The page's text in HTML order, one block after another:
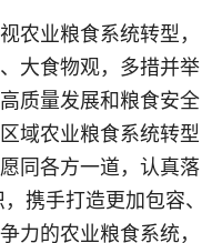
农业粮食系统转型，
大食物观，多措并举
质量发展和粮食安全
域农业粮食系统转型
同各方一道，认真落
携手打造更加包容、
力的农业粮食系统，